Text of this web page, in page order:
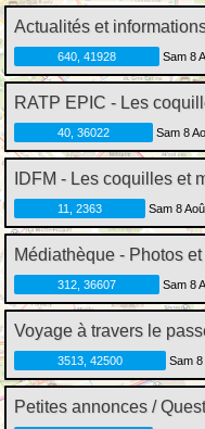
Actualités et
640, 41928 Sam 8
RATP EPIC - Les
40, 36022 Sam 8
IDFM - Les coquilles et
11, 2363 Sam 8
Médiathèque - Photos
312, 36607 Sam 8
Voyage à travers le
3513, 42500 Sam 8
Petites annonces /